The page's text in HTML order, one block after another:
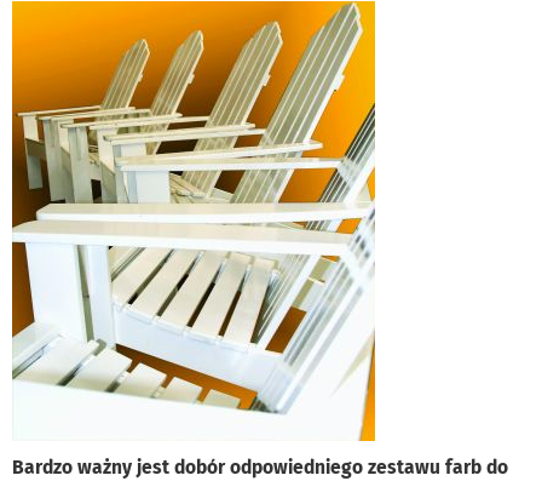
Bardzo ważny jest dobór odpowiedniego zestawu farb do